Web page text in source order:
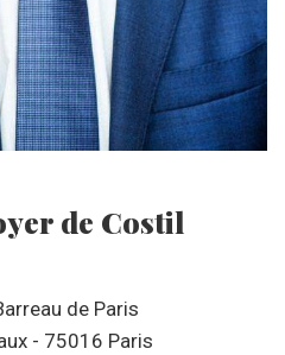
de Costil
de Paris
- 75016 Paris